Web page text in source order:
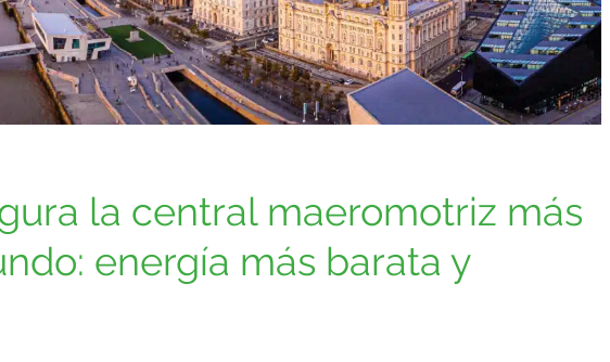
la central maeromotriz más
energía más barata y